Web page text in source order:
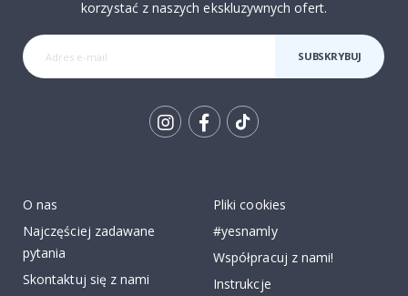
korzystać z naszych ekskluzywnych ofert.
SUBSKRYBUJ
O nas
Najczęściej zadawane
pytania
Skontaktuj się z nami
Pliki cookies
#yesnamly
Współpracuj z nami!
Instrukcje